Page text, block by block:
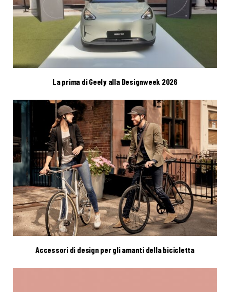
La prima di Geely alla Designweek 2026
Accessori di design per gli amanti della bicicletta